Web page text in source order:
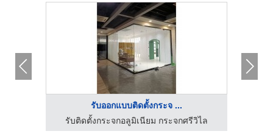
รับออกแบบติดตั้งกระจ ...
รับติดตั้งกระจกอลูมิเนียม กระจกศรีวิไล